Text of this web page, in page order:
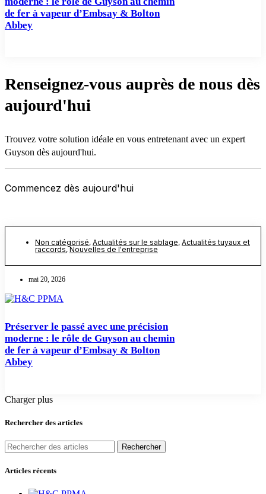
de fer à vapeur d’Embsay & Bolton
Abbey
Renseignez-vous auprès de nous dès
aujourd'hui
Trouvez votre solution idéale en vous entretenant avec un expert
Guyson dès aujourd'hui.
Commencez dès aujourd'hui
Non catégorisé, Actualités sur le sablage, Actualités tuyaux et
raccords,Nouvelles de l'entreprise
mai 20, 2026
Préserver le passé avec une précision
moderne : le rôle de Guyson au chemin
de fer à vapeur d’Embsay & Bolton
Abbey
Charger plus
Rechercher des articles
Rechercher
Articles récents